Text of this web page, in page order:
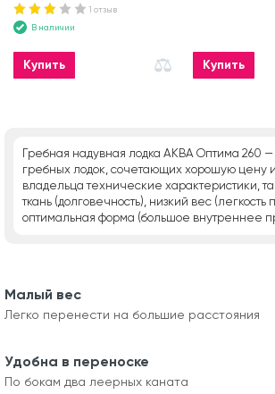
1 отзыв
В наличии
Купить Купить
Гребная надувная лодка АКВА Оптима 260
гребных лодок, сочетающих хорошую цену
владельца технические характеристики,
ткань (долговечность), низкий вес (легкость
оптимальная форма (большое внутреннее
Малый вес
Легко перенести на большие расстояния
Удобна в переноске
По бокам два леерных каната